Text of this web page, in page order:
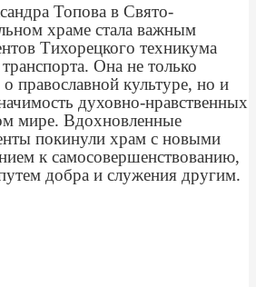
Топова в Свято-
храме стала важным
Тихорецкого техникума
Она не только
православной культуре, но и
духовно-нравственных
мире. Вдохновленные
покинули храм с новыми
к самосовершенствованию,
добра и служения другим.